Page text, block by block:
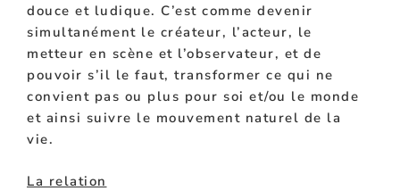
douce et ludique. C’est comme devenir
simultanément le créateur, l’acteur, le
metteur en scène et l’observateur, et de
pouvoir s’il le faut, transformer ce qui ne
convient pas ou plus pour soi et/ou le monde
et ainsi suivre le mouvement naturel de la
vie.
La relation